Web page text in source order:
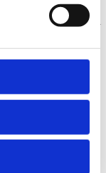
strikkes ned.
i kontrastfarver for
der giver dig den
på ca.
(S) M (L) XL (2XL)